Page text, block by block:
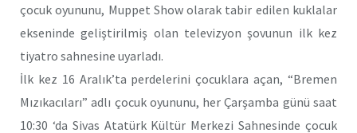
çocuk oyununu, Muppet Show olarak tabir edilen kuklalar
ekseninde geliştirilmiş olan televizyon şovunun ilk kez
tiyatro sahnesine uyarladı.
İlk kez 16 Aralık’ta perdelerini çocuklara açan, “Bremen
Mızıkacıları” adlı çocuk oyununu, her Çarşamba günü saat
10:30 ‘da Sivas Atatürk Kültür Merkezi Sahnesinde çocuk